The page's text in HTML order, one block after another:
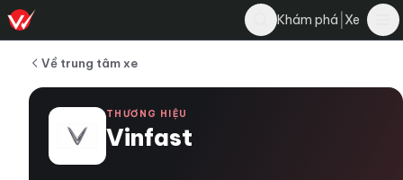
Khám phá Xe
Về trung tâm xe
THƯƠNG HIỆU
Vinfast